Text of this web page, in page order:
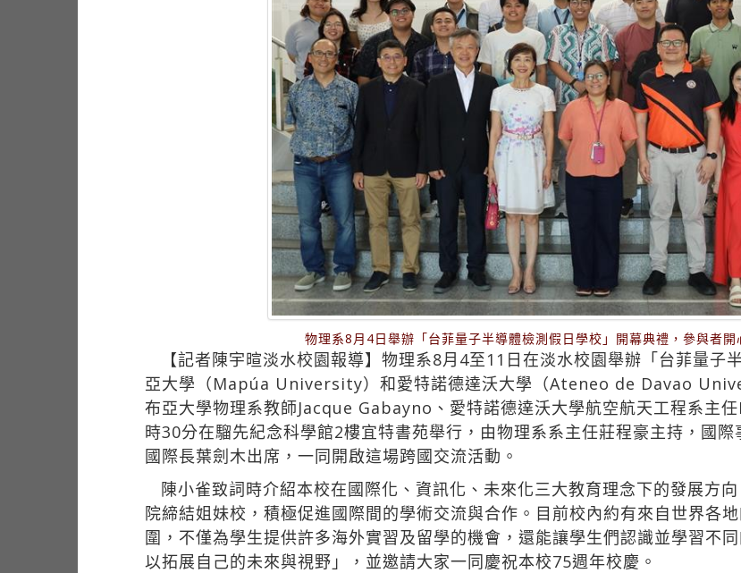
物理系8月4日舉辦「台菲量子半導體檢測假日學校」開幕典禮，參與者開
【記者陳宇暄淡水校園報導】物理系8月4至11日在淡水校園舉辦「台菲量子
亞大學（Mapúa University）和愛特諾德達沃大學（Ateneo de Davao
布亞大學物理系教師Jacque Gabayno、愛特諾德達沃大學航空航天工程系主
時30分在騮先紀念科學館2樓宜特書苑舉行，由物理系系主任莊程豪主持，國
國際長葉劍木出席，一同開啟這場跨國交流活動。
陳小雀致詞時介紹本校在國際化、資訊化、未來化三大教育理念下的發展方
院締結姐妹校，積極促進國際間的學術交流與合作。目前校內約有來自世界各
圍，不僅為學生提供許多海外實習及留學的機會，還能讓學生們認識並學習不
以拓展自己的未來與視野」，並邀請大家一同慶祝本校75週年校慶。